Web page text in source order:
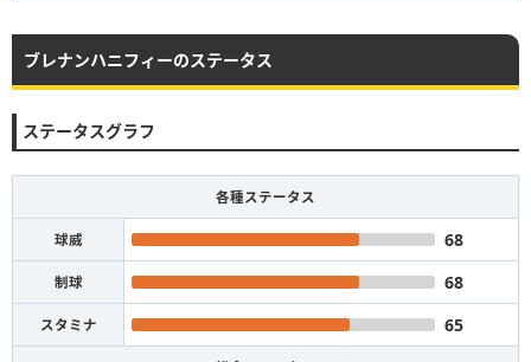
ブレナンハニフィーのステータス
ステータスグラフ
各種ステータス
球威 68
制球 68
スタミナ 65